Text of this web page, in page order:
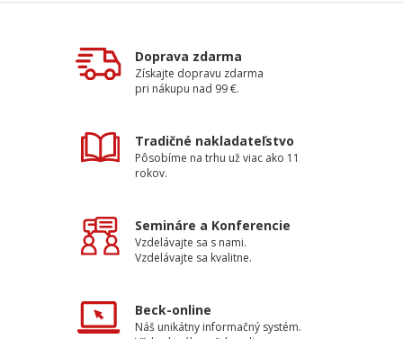
Doprava zdarma
Získajte dopravu zdarma
pri nákupu nad 99 €.
Tradičné nakladateľstvo
Pôsobíme na trhu už viac ako 11
rokov.
Semináre a Konferencie
Vzdelávajte sa s nami.
Vzdelávajte sa kvalitne.
Beck-online
Náš unikátny informačný systém.